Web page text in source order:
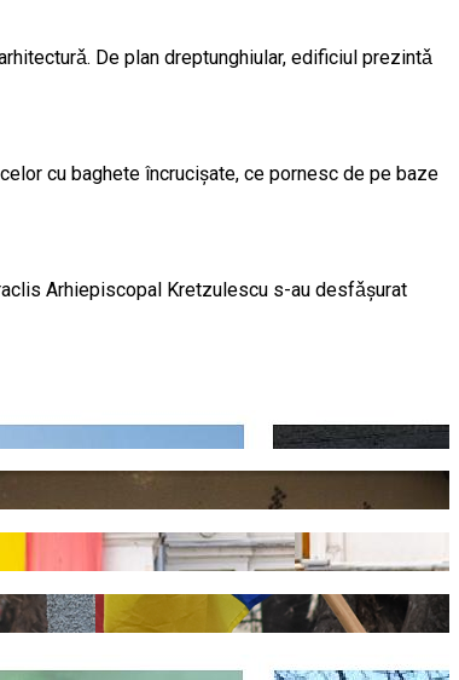
De plan dreptunghiular, edificiul prezintǎ
cu baghete încrucişate, ce pornesc de pe baze
Arhiepiscopal Kretzulescu s-au desfǎşurat